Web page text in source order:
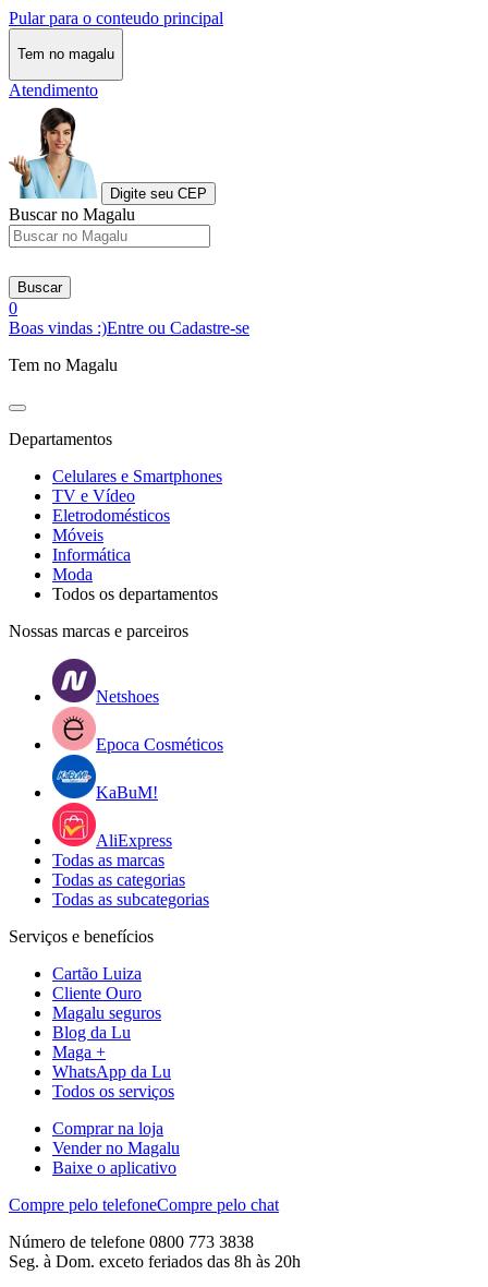
Pular para o conteudo principal
Tem no magalu
Atendimento
Digite seu CEP
Buscar no Magalu
Buscar
0
Boas vindas :)Entre ou Cadastre-se
Tem no Magalu
Departamentos
Celulares e Smartphones
TV e Vídeo
Eletrodomésticos
Móveis
Informática
Moda
Todos os departamentos
Nossas marcas e parceiros
Netshoes
Epoca Cosméticos
KaBuM!
AliExpress
Todas as marcas
Todas as categorias
Todas as subcategorias
Serviços e benefícios
Cartão Luiza
Cliente Ouro
Magalu seguros
Blog da Lu
Maga +
WhatsApp da Lu
Todos os serviços
Comprar na loja
Vender no Magalu
Baixe o aplicativo
Compre pelo telefoneCompre pelo chat
Número de telefone 0800 773 3838
Seg. à Dom. exceto feriados das 8h às 20h